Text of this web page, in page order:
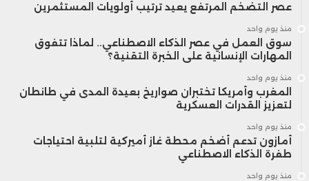
عصر التضخم المرتفع يعيد ترتيب أولويات المستثمرين
منذ يوم واحد
سوق العمل في عصر الذكاء الاصطناعي.. لماذا تتفوق
المهارات الإنسانية على الخبرة التقنية؟
منذ يوم واحد
المغرب وأمريكا تختبران صواريخ بعيدة المدى في طانطان
لتعزيز القدرات العسكرية
منذ يوم واحد
أمازون تدعم أضخم محطة غاز أميركية لتلبية احتياجات
طفرة الذكاء الاصطناعي
منذ يوم واحد